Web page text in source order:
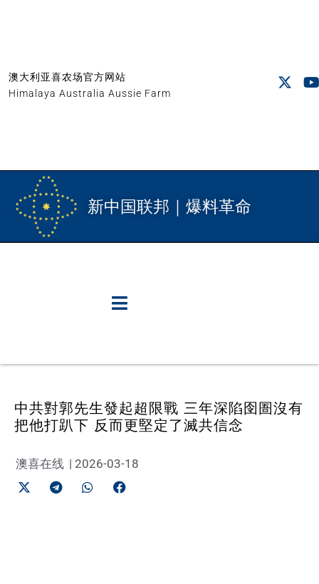
澳大利亚喜农场官方网站
Himalaya Australia Aussie Farm
新中国联邦｜爆料革命
中共對郭先生發起超限戰 三年深陷囹圄沒有
把他打趴下 反而更堅定了滅共信念
澳喜在线 | 2026-03-18